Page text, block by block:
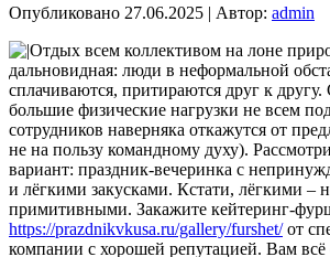
Опубликовано 27.06.2025 | Автор: admin
Отдых всем коллективом на лоне
дальновидная: люди в неформальной
сплачиваются, притираются друг к
большие физические нагрузки не всем
сотрудников наверняка откажутся от
не на пользу командному духу).
вариант: праздник-вечеринка с
и лёгкими закусками. Кстати, лёгкими –
примитивными. Закажите кейтеринг-
https://prazdnikvkusa.ru/gallery/furshet/от
компании с хорошей репутацией. Вам